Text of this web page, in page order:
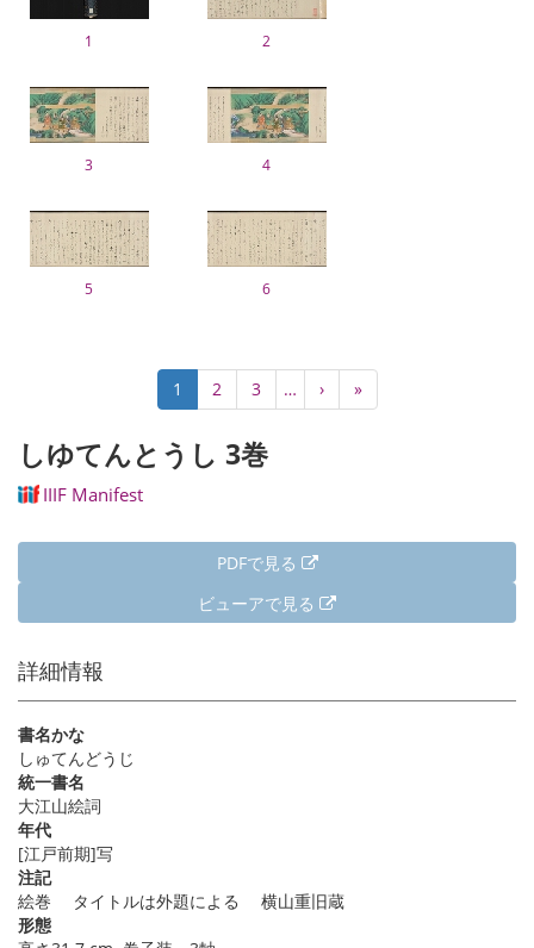
1 2
3 4
5 6
カ
レ
ン
ト
1 Page
2 Page
3 …
次
ペ
›
最
終
»
しゆてんとうし 3巻
IIIF Manifest
PDFで見る
ビューアで見る
詳細情報
書名かな
しゅてんどうじ
統一書名
大江山絵詞
年代
[江戸前期]写
注記
絵巻 タイトルは外題による 横山重旧蔵
形態